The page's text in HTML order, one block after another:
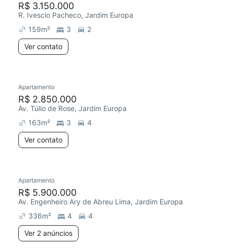
R$ 3.150.000
R. Ivescio Pacheco, Jardim Europa
159m² 3
2
Ver contato
Apartamento
R$ 2.850.000
Av. Túlio de Rose, Jardim Europa
163m² 3
4
Ver contato
Apartamento
R$ 5.900.000
Av. Engenheiro Ary de Abreu Lima, Jardim Europa
336m² 4
4
Ver 2 anúncios